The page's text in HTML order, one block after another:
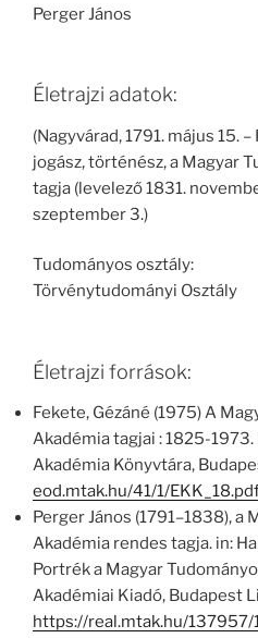
Perger János
Életrajzi adatok:
(Nagyvárad, 1791. május 15.
jogász, történész, a Magyar
tagja (levelező 1831.
szeptember 3.)
Tudományos osztály:
Törvénytudományi Osztály
Életrajzi források:
Fekete, Gézáné (1975) A
Akadémia tagjai : 1825-
Akadémia Könyvtára,
eod.mtak.hu/41/1/
Perger János (1791–1838), a
Akadémia rendes tagja. in:
Portrék a Magyar
Akadémiai Kiadó, Budapest
https://real.mtak.hu/